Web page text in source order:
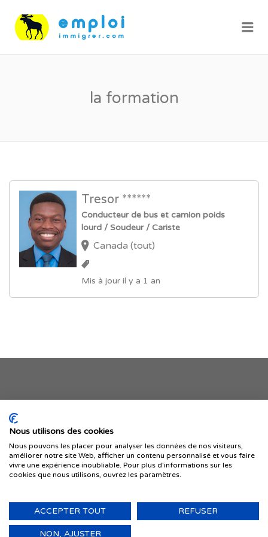
la formation
Tresor ******
Conducteur de bus et camion poids
lourd / Soudeur / Cariste
Canada (tout)
Mis à jour il y a 1 an
Je publie mon offre
© 1999-2026 IMMIGRER.COM INC. — TOUS DROITS RÉSERVÉS
Nous utilisons des cookies
Nous pouvons les placer pour analyser les données de nos visiteurs,
améliorer notre site Web, afficher un contenu personnalisé et vous faire
vivre une expérience inoubliable. Pour plus d'informations sur les
cookies que nous utilisons, ouvrez les paramètres.
ACCEPTER TOUT REFUSER
NON, AJUSTER